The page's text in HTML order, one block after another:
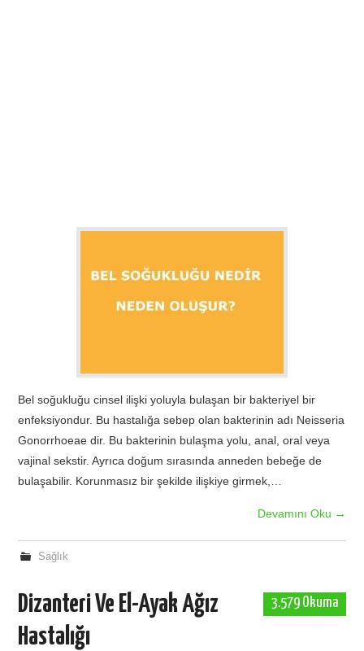
Bel soğukluğu cinsel ilişki yoluyla bulaşan bir bakteriyel bir
enfeksiyondur. Bu hastalığa sebep olan bakterinin adı Neisseria
Gonorrhoeae dir. Bu bakterinin bulaşma yolu, anal, oral veya
vajinal sekstir. Ayrıca doğum sırasında anneden bebeğe de
bulaşabilir. Korunmasız bir şekilde ilişkiye girmek,…
Devamını Oku →
Sağlık
3.579 Okuma
Dizanteri Ve El-Ayak Ağız
Hastalığı